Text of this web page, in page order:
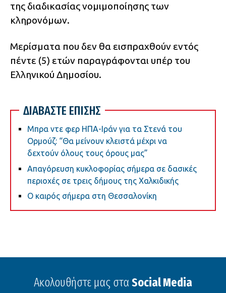
της διαδικασίας νομιμοποίησης των
κληρονόμων.
Μερίσματα που δεν θα εισπραχθούν εντός
πέντε (5) ετών παραγράφονται υπέρ του
Ελληνικού Δημοσίου.
ΔΙΑΒΑΣΤΕ ΕΠΙΣΗΣ
Μπρα ντε φερ ΗΠΑ-Ιράν για τα Στενά του
Ορμούζ: “Θα μείνουν κλειστά μέχρι να
δεχτούν όλους τους όρους μας”
Απαγόρευση κυκλοφορίας σήμερα σε δασικές
περιοχές σε τρεις δήμους της Χαλκιδικής
Ο καιρός σήμερα στη Θεσσαλονίκη
Ακολουθήστε μας στα Social Media